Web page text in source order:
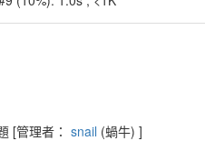
[管理者： snail (蝸牛) ]